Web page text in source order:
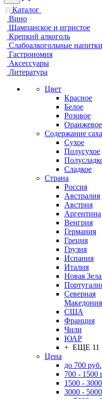
Каталог
Вино
Шампанское и игристое
Крепкий алкоголь
Слабоалкогольные напитки
Гастрономия
Аксессуары
Литература
Цвет
Красное
Белое
Розовое
Оранжевое
Содержание
Сухое
Полусухое
Сладкое
Страна
Россия
Австралия
Австрия
Аргентина
Венгрия
Германия
Греция
Грузия
Испания
Италия
Новая
Северная
Македония
США
Франция
Чили
ЮАР
+ ЕЩЕ 11
Цена
до 700 руб.
700 - 1500
1500 -
3000 -